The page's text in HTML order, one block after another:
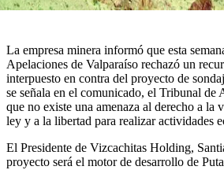
La empresa minera informó que esta
Apelaciones de Valparaíso rechazó un
interpuesto en contra del proyecto de
se señala en el comunicado, el Tribunal de
que no existe una amenaza al derecho a la
ley y a la libertad para realizar actividades
El Presidente de Vizcachitas Holding,
proyecto será el motor de desarrollo de